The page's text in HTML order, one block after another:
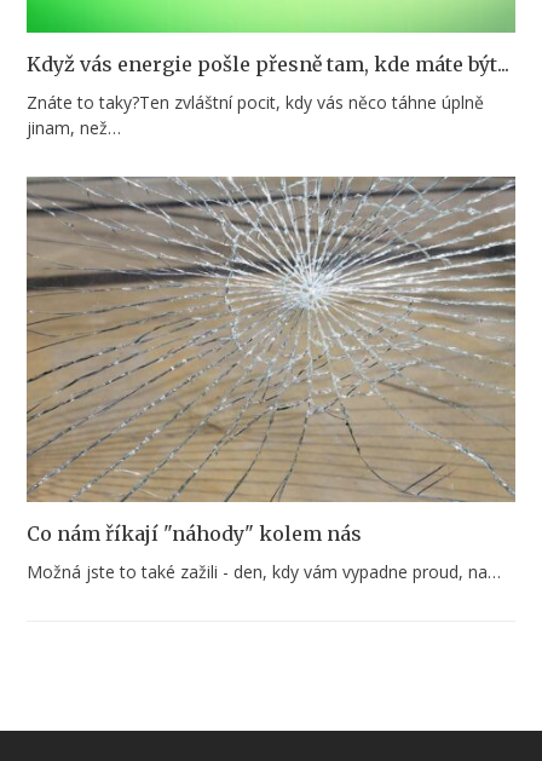
Když vás energie pošle přesně tam, kde máte být...
Znátе to taky?Ten zvláštní pocit, kdy vás něco táhne úplně
jinam, než…
Co nám říkají "náhody" kolem nás
Možná jste to také zažili - den, kdy vám vypadne proud, na…